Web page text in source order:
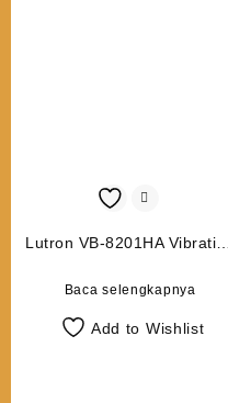
Lutron VB-8201HA Vibration
Baca selengkapnya
Add to Wishlist